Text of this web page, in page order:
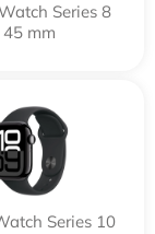
Series 8
45 mm
Series 10